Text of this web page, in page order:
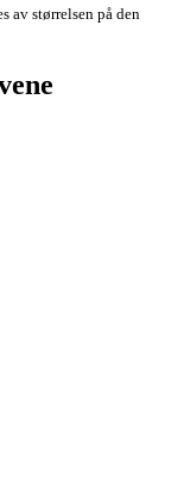
av størrelsen på den